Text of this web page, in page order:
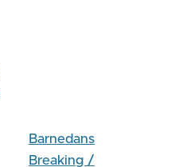
Barnedans
Breaking /